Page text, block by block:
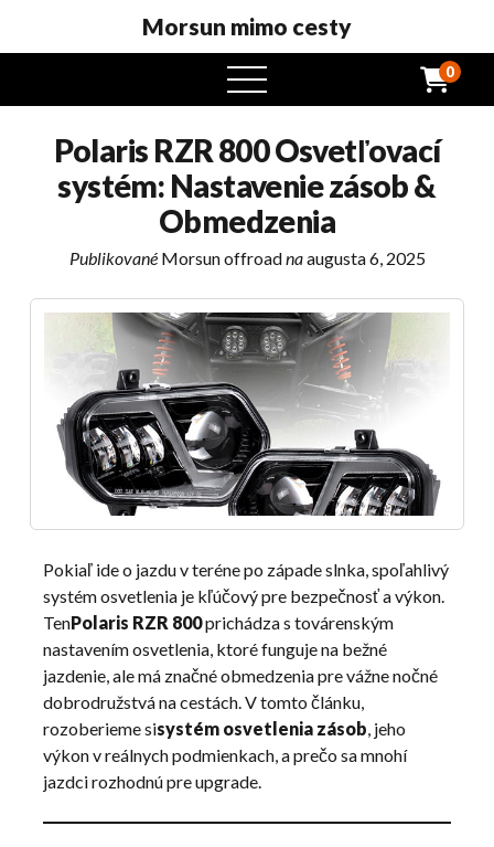
Morsun mimo cesty
otvorený
menu
0
Polaris RZR 800 Osvetľovací
systém: Nastavenie zásob &
Obmedzenia
PublikovanéMorsun offroadnaaugusta 6, 2025
Pokiaľ ide o jazdu v teréne po západe slnka, spoľahlivý
systém osvetlenia je kľúčový pre bezpečnosť a výkon.
TenPolaris RZR 800prichádza s továrenským
nastavením osvetlenia, ktoré funguje na bežné
jazdenie, ale má značné obmedzenia pre vážne nočné
dobrodružstvá na cestách. V tomto článku,
rozoberieme sisystém osvetlenia zásob, jeho
výkon v reálnych podmienkach, a prečo sa mnohí
jazdci rozhodnú pre upgrade.